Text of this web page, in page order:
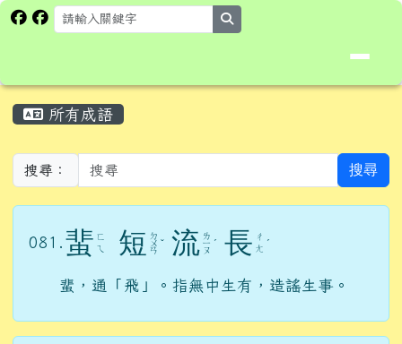
跳至主內容區
花蓮縣卓溪鄉卓楓國民小學全球資
所有成語
搜尋： 搜尋
081. 蜚 ㄈ
ㄟ
短 ㄉ
ㄨ
ㄢ
ˇ 流 ㄌ
ㄧ
ㄡ
ˊ 長 ㄔ
ㄤ ˊ
蜚，通「飛」。指無中生有，造謠生事。